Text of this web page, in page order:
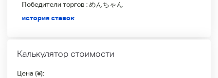
Победители
торгов :めんちゃん
история ставок
Калькулятор стоимости
Цена (¥):